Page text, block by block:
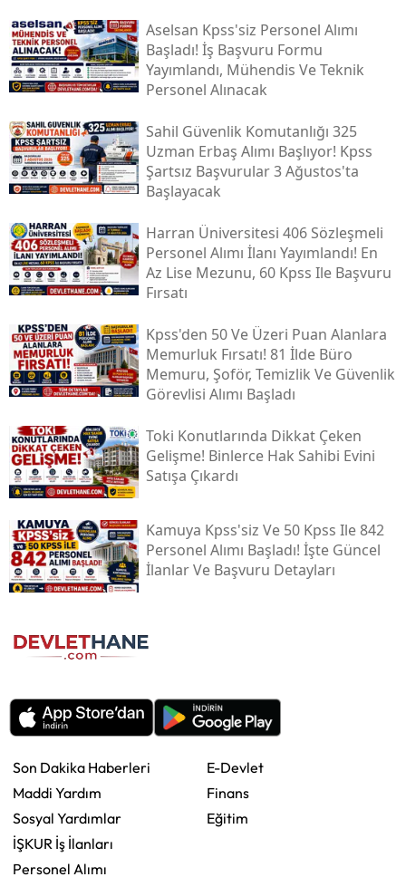
Aselsan Kpss'siz Personel Alımı
Başladı! İş Başvuru Formu
Yayımlandı, Mühendis Ve Teknik
Personel Alınacak
Sahil Güvenlik Komutanlığı 325
Uzman Erbaş Alımı Başlıyor! Kpss
Şartsız Başvurular 3 Ağustos'ta
Başlayacak
Harran Üniversitesi 406 Sözleşmeli
Personel Alımı İlanı Yayımlandı! En
Az Lise Mezunu, 60 Kpss Ile Başvuru
Fırsatı
Kpss'den 50 Ve Üzeri Puan Alanlara
Memurluk Fırsatı! 81 İlde Büro
Memuru, Şoför, Temizlik Ve Güvenlik
Görevlisi Alımı Başladı
Toki̇ Konutlarında Dikkat Çeken
Gelişme! Binlerce Hak Sahibi Evini
Satışa Çıkardı
Kamuya Kpss'siz Ve 50 Kpss Ile 842
Personel Alımı Başladı! İşte Güncel
İlanlar Ve Başvuru Detayları
Son Dakika Haberleri
Maddi Yardım
Sosyal Yardımlar
İŞKUR İş İlanları
Personel Alımı
E-Devlet
Finans
Eğitim